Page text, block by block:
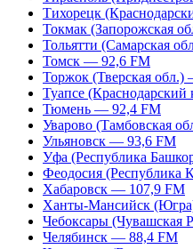
Тихорецк
Токмак (Запорожская
Тольятти (Самарская
Томск — 92,6 FM
Торжок (Тверская
Туапсе
Тюмень — 92,4 FM
Уварово (Тамбовская
Ульяновск — 93,6 FM
Уфа (Республика
Феодосия
Хабаровск — 107,9 FM
Ханты-Мансийск
Чебоксары (Чувашская
Челябинск — 88,4 FM